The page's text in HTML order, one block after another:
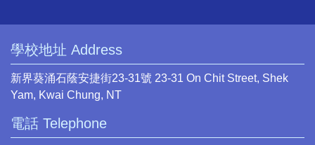
學校地址 Address
新界葵涌石蔭安捷街23-31號 23-31 On Chit Street, Shek
Yam, Kwai Chung, NT
電話 Telephone